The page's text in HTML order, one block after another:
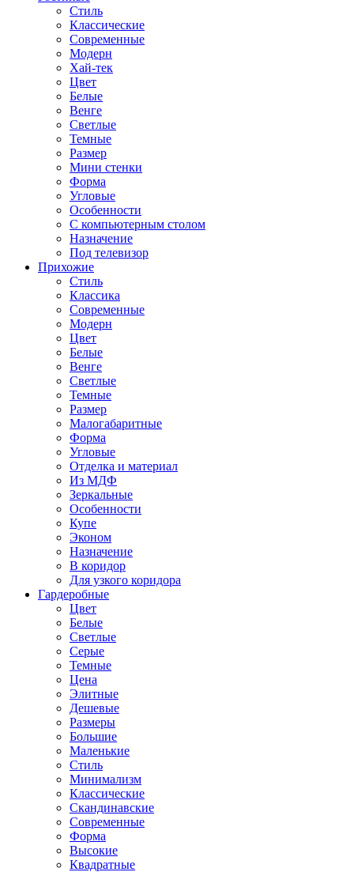
Стиль
Классические
Современные
Модерн
Хай-тек
Цвет
Белые
Венге
Светлые
Темные
Размер
Мини стенки
Форма
Угловые
Особенности
С компьютерным столом
Назначение
Под телевизор
Прихожие
Стиль
Классика
Современные
Модерн
Цвет
Белые
Венге
Светлые
Темные
Размер
Малогабаритные
Форма
Угловые
Отделка и материал
Из МДФ
Зеркальные
Особенности
Купе
Эконом
Назначение
В коридор
Для узкого коридора
Гардеробные
Цвет
Белые
Светлые
Серые
Темные
Цена
Элитные
Дешевые
Размеры
Большие
Маленькие
Стиль
Минимализм
Классические
Скандинавские
Современные
Форма
Высокие
Квадратные